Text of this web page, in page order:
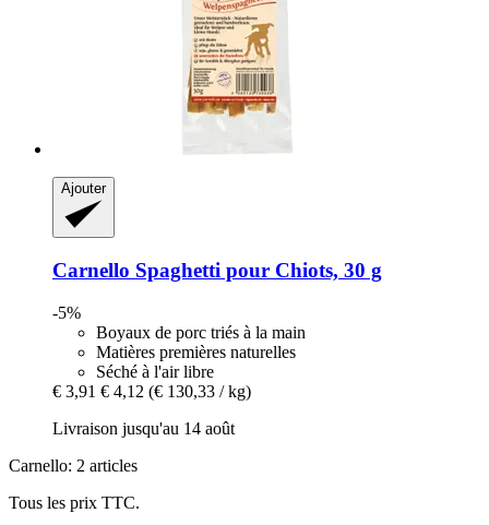
Ajouter
Carnello Spaghetti pour Chiots, 30 g
-5%
Boyaux de porc triés à la main
Matières premières naturelles
Séché à l'air libre
€ 3,91 € 4,12 (€ 130,33 / kg)
Livraison jusqu'au 14 août
Carnello: 2 articles
Tous les prix TTC.